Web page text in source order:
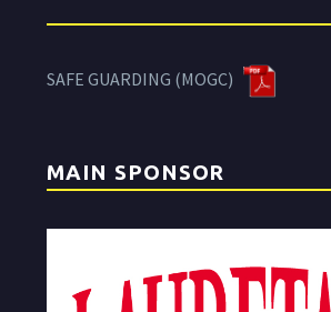
SAFE GUARDING (MOGC)
MAIN SPONSOR